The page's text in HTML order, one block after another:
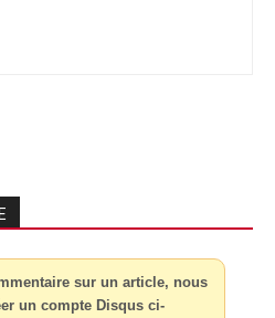
sur un article, nous
un compte Disqus ci-